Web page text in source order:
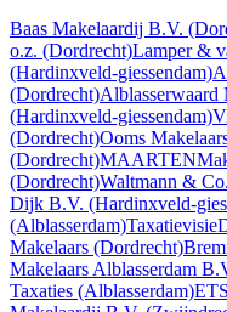
Baas Makelaardij B.V.
o.z. (Dordrecht)Lamper &
(Hardinxveld-giessendam)
(Dordrecht)Alblasserwaard
(Hardinxveld-giessendam)
(Dordrecht)Ooms
(Dordrecht)
(Dordrecht)Waltmann &
Dijk B.V. (Hardinxveld-
(Alblasserdam)
Makelaars (Dordrecht)
Makelaars Alblasserdam
Taxaties (Alblasserdam)